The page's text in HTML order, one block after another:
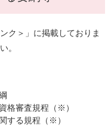
ク＞ 」に掲載しておりま
。
格審査規程（※）
する規程（※）